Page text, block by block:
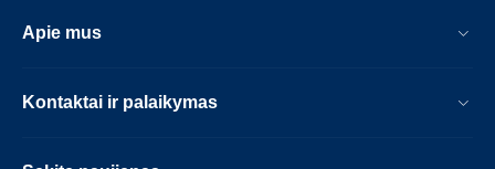
Apie mus
Kontaktai ir palaikymas